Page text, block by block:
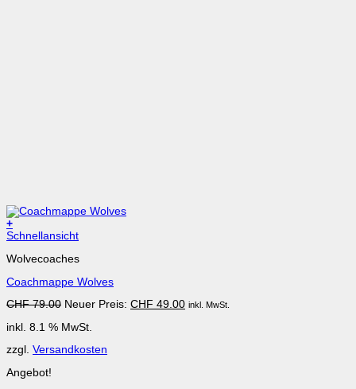
+
Schnellansicht
Wolvecoaches
Coachmappe Wolves
CHF79.00 Ursprünglicher
war:
Neuer Preis: CHF 49.00Aktueller
inkl. MwSt.
inkl. 8.1 % MwSt.
zzgl. Versandkosten
Angebot!